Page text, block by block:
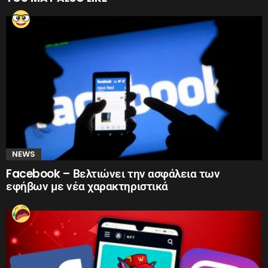
NEWS
Facebook – Βελτιώνει την ασφάλεια των
εφήβων με νέα χαρακτηριστικά